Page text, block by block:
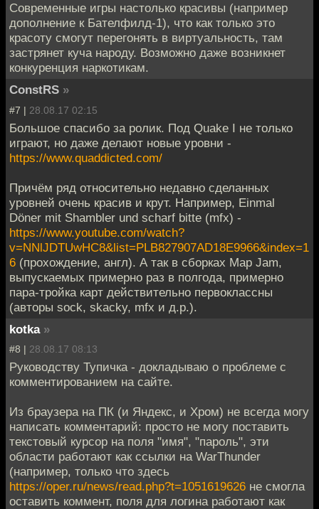
Современные игры настолько красивы (например
дополнение к Бателфилд-1), что как только это
красоту смогут перегонять в виртуальность, там
застрянет куча народу. Возможно даже возникнет
конкуренция наркотикам.
ConstRS »
#7 | 28.08.17 02:15
Большое спасибо за ролик. Под Quake I не только
играют, но даже делают новые уровни -
https://www.quaddicted.com/
Причём ряд относительно недавно сделанных
уровней очень красив и крут. Например, Einmal
Döner mit Shambler und scharf bitte (mfx) -
https://www.youtube.com/watch?
v=NNlJDTUwHC8&list=PLB827907AD18E9966&index=1
6 (прохождение, англ). А так в сборках Map Jam,
выпускаемых примерно раз в полгода, примерно
пара-тройка карт действительно первоклассны
(авторы sock, skacky, mfx и д.р.).
kotka »
#8 | 28.08.17 08:13
Руководству Тупичка - докладываю о проблеме с
комментированием на сайте.
Из браузера на ПК (и Яндекс, и Хром) не всегда могу
написать комментарий: просто не могу поставить
текстовый курсор на поля "имя", "пароль", эти
области работают как ссылки на WarThunder
(например, только что здесь
https://oper.ru/news/read.php?t=1051619626 не смогла
оставить коммент, поля для логина работают как